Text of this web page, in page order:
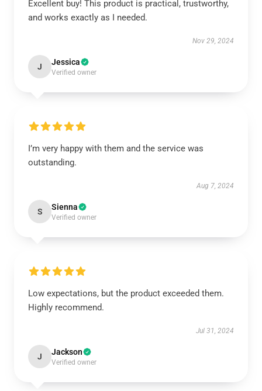
Excellent buy! This product is practical, trustworthy,
and works exactly as I needed.
Nov 29, 2024
J Jessica
Verified owner
I’m very happy with them and the service was
outstanding.
Aug 7, 2024
S Sienna
Verified owner
Low expectations, but the product exceeded them.
Highly recommend.
Jul 31, 2024
J Jackson
Verified owner